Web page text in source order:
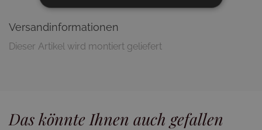
Versandinformationen
Dieser Artikel wird montiert geliefert
Das könnte Ihnen auch gefallen